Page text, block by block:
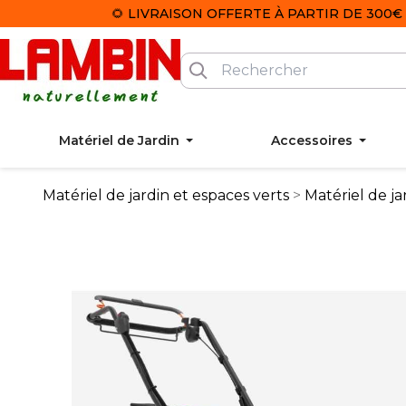
🌻 LIVRAISON OFFERTE À PARTIR DE
Matériel de Jardin Accessoires
Matériel de jardin et espaces verts Matériel de